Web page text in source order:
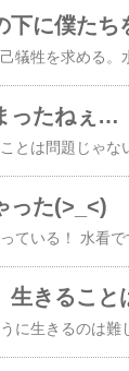
下に僕た
ったねぇ…
った(>_<)
生きるこ